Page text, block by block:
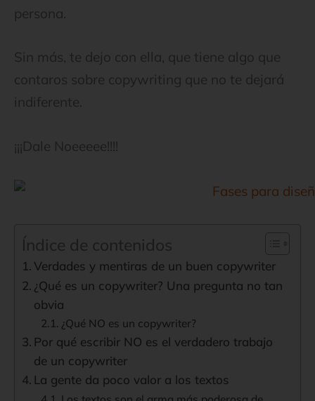
persona.
Sin más, te dejo con ella, que tiene algo que
contaros sobre copywriting que no te dejará
indiferente.
¡¡¡Dale Noeeeee!!!!
Índice de contenidos
Verdades y mentiras de un buen copywriter
¿Qué es un copywriter? Una pregunta no tan
obvia
¿Qué NO es un copywriter?
Por qué escribir NO es el verdadero trabajo
de un copywriter
La gente da poco valor a los textos